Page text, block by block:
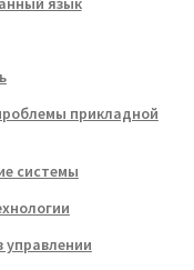
прикладной
системы